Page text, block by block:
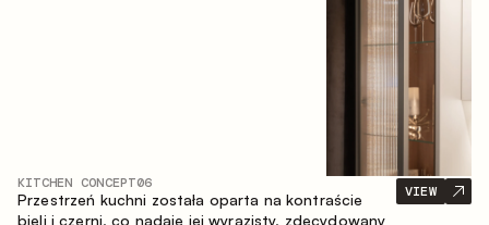
KITCHEN CONCEPT06
Przestrzeń kuchni została oparta na kontraście
bieli i czerni, co nadaje jej wyrazisty, zdecydowany
VIEW